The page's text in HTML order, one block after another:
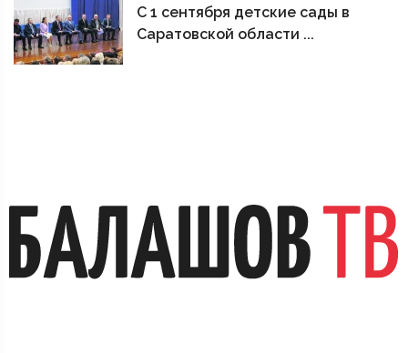
С 1 сентября детские сады в
Саратовской области ...